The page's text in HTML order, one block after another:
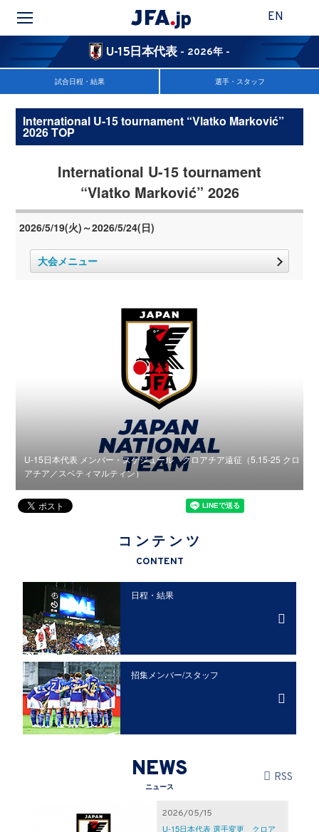
EN
U-15日本代表 - 2026年 -
試合日程・結果 選手・スタッフ
International U-15 tournament “Vlatko Marković”
2026 TOP
International U-15 tournament
“Vlatko Marković” 2026
2026/5/19(火)～2026/5/24(日)
大会メニュー
U-15日本代表 メンバー・スケジュール クロアチア遠征（5.15-25 クロ
アチア／スベティマルティン）
コンテンツ
CONTENT
日程・結果
招集メンバー/スタッフ
NEWS
ニュース
RSS
2026/05/15
U-15日本代表 選手変更 クロア